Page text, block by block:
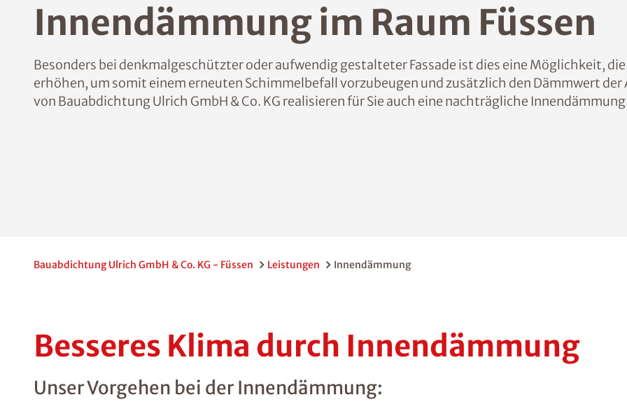
Innendämmung im Raum Füssen
Besonders bei denkmalgeschützter oder aufwendig gestalteter Fassade ist dies eine Möglichkeit,
erhöhen, um somit einem erneuten Schimmelbefall vorzubeugen und zusätzlich den Dämmwert der
von Bauabdichtung Ulrich GmbH & Co. KG realisieren für Sie auch eine nachträgliche
Bauabdichtung Ulrich GmbH & Co. KG - Füssen Leistungen Innendämmung
Besseres Klima durch Innendämmung
Unser Vorgehen bei der Innendämmung: